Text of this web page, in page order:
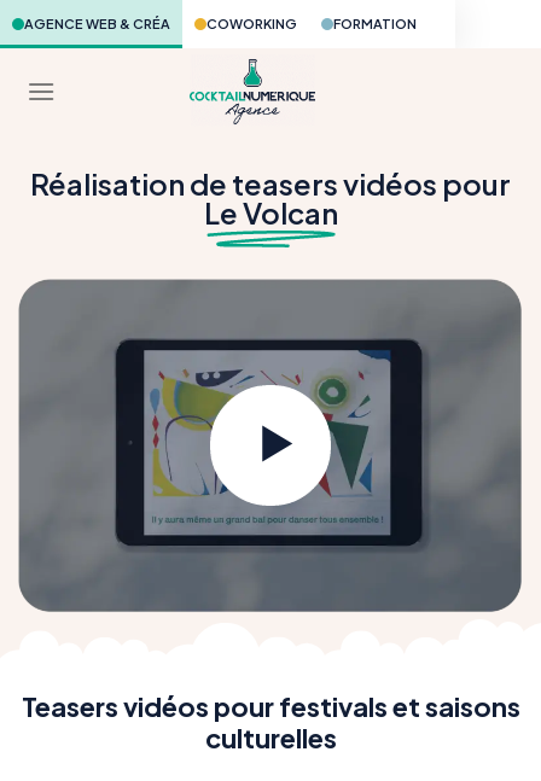
Skip
to
AGENCE WEB & CRÉA COWORKING FORMATION
Réalisation de teasers vidéos pour
Le Volcan
Teasers vidéos pour festivals et saisons
culturelles